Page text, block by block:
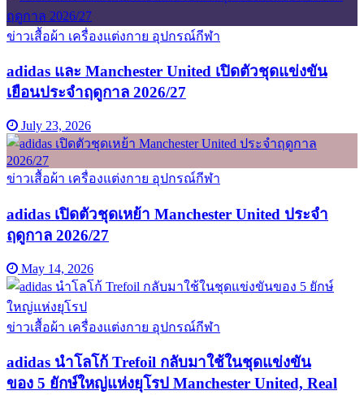
ข่าวเสื้อผ้า เครื่องแต่งกาย อุปกรณ์กีฬา
adidas และ Manchester United เปิดตัวชุดแข่งขัน
เยือนประจำฤดูกาล 2026/27
July 23, 2026
ข่าวเสื้อผ้า เครื่องแต่งกาย อุปกรณ์กีฬา
adidas เปิดตัวชุดเหย้า Manchester United ประจำ
ฤดูกาล 2026/27
May 14, 2026
ข่าวเสื้อผ้า เครื่องแต่งกาย อุปกรณ์กีฬา
adidas นำโลโก้ Trefoil กลับมาใช้ในชุดแข่งขัน
ของ 5 ยักษ์ใหญ่แห่งยุโรป Manchester United, Real